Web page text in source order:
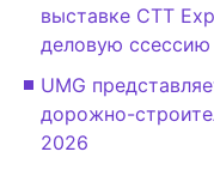
выставке CTT
деловую ссессию
UMG
дорожно-
2026